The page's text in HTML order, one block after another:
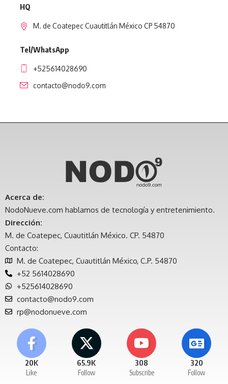
HQ
M. de Coatepec Cuautitlán México CP 54870
Tel/WhatsApp
+525614028690
contacto@nodo9.com
Acerca de:
NodoNueve.com hablamos de tecnología y entretenimiento.
Dirección:
M. de Coatepec, Cuautitlán México. CP. 54870
Contacto:
M. de Coatepec, Cuautitlán México, C.P. 54870
+52 5614028690
+525614028690
contacto@nodo9.com
rp@nodonueve.com
20K
Like
65.9K
Follow
308
Subscribe
320
Follow